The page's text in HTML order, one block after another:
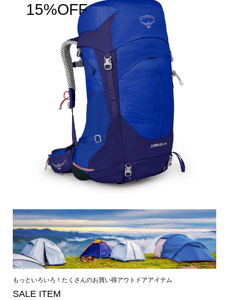
15%OFF
もっといろいろ！たくさんのお買い得アウトドアアイテム
SALE ITEM